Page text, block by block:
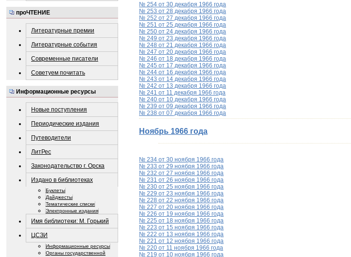
проЧТЕНИЕ
Литературные премии
Литературные события
Современные писатели
Советуем почитать
Информационные ресурсы
Новые поступления
Периодические издания
Путеводители
ЛитРес
Законодательство г. Орска
Издано в библиотеках
Буклеты
Дайджесты
Тематические списки
Электронные издания
Имя библиотеки: М. Горький
ЦСЗИ
Информационные ресурсы
Органы государственной
№ 254 от 30 декабря 1966 года
№ 253 от 28 декабря 1966 года
№ 252 от 27 декабря 1966 года
№ 251 от 25 декабря 1966 года
№ 250 от 24 декабря 1966 года
№ 249 от 23 декабря 1966 года
№ 248 от 21 декабря 1966 года
№ 247 от 20 декабря 1966 года
№ 246 от 18 декабря 1966 года
№ 245 от 17 декабря 1966 года
№ 244 от 16 декабря 1966 года
№ 243 от 14 декабря 1966 года
№ 242 от 13 декабря 1966 года
№ 241 от 11 декабря 1966 года
№ 240 от 10 декабря 1966 года
№ 239 от 09 декабря 1966 года
№ 238 от 07 декабря 1966 года
Ноябрь 1966 года
№ 234 от 30 ноября 1966 года
№ 233 от 29 ноября 1966 года
№ 232 от 27 ноября 1966 года
№ 231 от 26 ноября 1966 года
№ 230 от 25 ноября 1966 года
№ 229 от 23 ноября 1966 года
№ 228 от 22 ноября 1966 года
№ 227 от 20 ноября 1966 года
№ 226 от 19 ноября 1966 года
№ 225 от 18 ноября 1966 года
№ 223 от 15 ноября 1966 года
№ 222 от 13 ноября 1966 года
№ 221 от 12 ноября 1966 года
№ 220 от 11 ноября 1966 года
№ 219 от 10 ноября 1966 года